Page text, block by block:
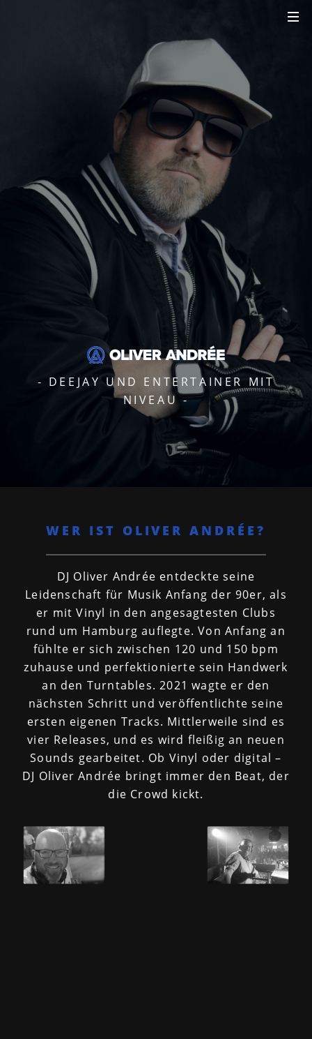
- DEEJAY UND ENTERTAINER MIT
NIVEAU -
WER IST OLIVER ANDRÉE?
DJ Oliver Andrée entdeckte seine
Leidenschaft für Musik Anfang der 90er, als
er mit Vinyl in den angesagtesten Clubs
rund um Hamburg auflegte. Von Anfang an
fühlte er sich zwischen 120 und 150 bpm
zuhause und perfektionierte sein Handwerk
an den Turntables. 2021 wagte er den
nächsten Schritt und veröffentlichte seine
ersten eigenen Tracks. Mittlerweile sind es
vier Releases, und es wird fleißig an neuen
Sounds gearbeitet. Ob Vinyl oder digital –
DJ Oliver Andrée bringt immer den Beat, der
die Crowd kickt.